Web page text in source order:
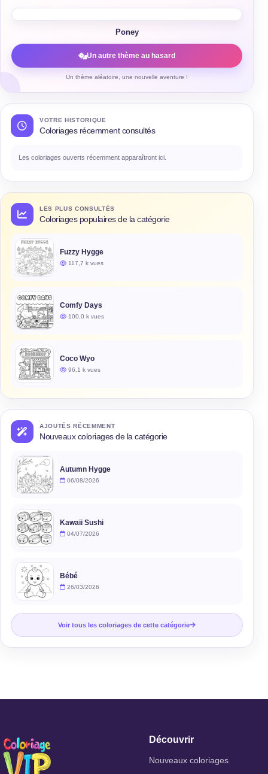
Poney
Un autre thème au hasard
Un thème aléatoire, une nouvelle aventure !
VOTRE HISTORIQUE
Coloriages récemment consultés
Les coloriages ouverts récemment apparaîtront ici.
LES PLUS CONSULTÉS
Coloriages populaires de la catégorie
Fuzzy Hygge
117,7 k vues
Comfy Days
100,0 k vues
Coco Wyo
96,1 k vues
AJOUTÉS RÉCEMMENT
Nouveaux coloriages de la catégorie
Autumn Hygge
06/08/2026
Kawaii Sushi
04/07/2026
Bébé
26/03/2026
Voir tous les coloriages de cette catégorie
Découvrir
Nouveaux coloriages